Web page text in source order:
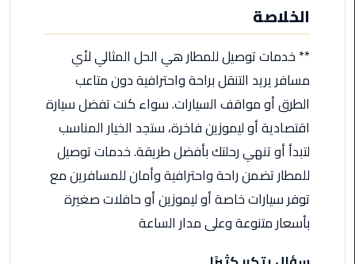
العلمين
الجديدة
ليموزين
الاسكندريه
السويس
تاكسي
المطار
ليموزين
الخلاصة
** خدمات توصيل للمطار هي الحل المثالي لأي
مسافر يريد التنقل براحة واحترافية دون متاعب
الطرق أو مواقف السيارات. سواء كنت تفضل سيارة
اقتصادية أو ليموزين فاخرة، ستجد الخيار المناسب
لتبدأ أو تنهي رحلتك بأفضل طريقة. خدمات توصيل
للمطار تضمن راحة واحترافية وأمان للمسافرين مع
توفر سيارات خاصة أو ليموزين أو حافلات صغيرة
بأسعار متنوعة وعلى مدار الساعة